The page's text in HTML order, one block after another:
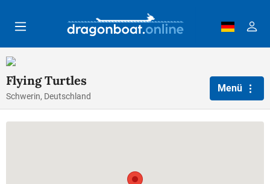
Flying Turtles
Schwerin, Deutschland
Menü